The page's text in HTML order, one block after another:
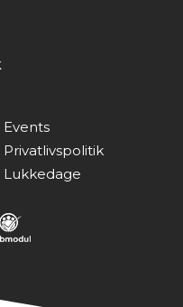
Events
Privatlivspolitik
Lukkedage